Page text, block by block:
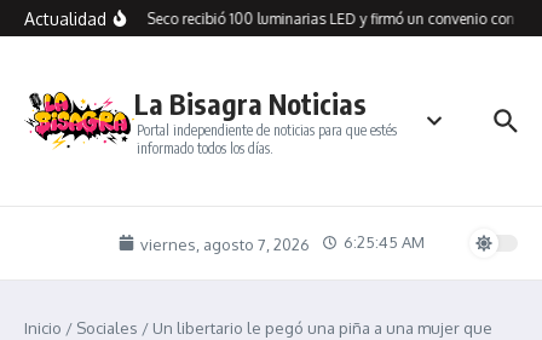
Saltar al contenido
ActualidadCañadón Seco recibió 100 luminarias LED y firmó un convenio con
La Bisagra Noticias
Portal independiente de noticias para que estés
informado todos los días.
viernes, agosto 7, 2026 6:25:46 AM
Inicio / Sociales / Un libertario le pegó una piña a una mujer que